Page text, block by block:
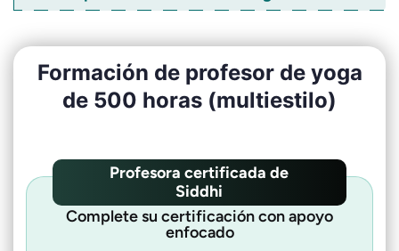
Formación de profesor de yoga
de 500 horas (multiestilo)
Profesora certificada de
Siddhi
Complete su certificación con apoyo
enfocado